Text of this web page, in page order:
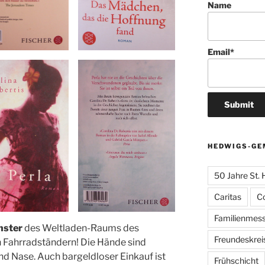
des Weltladen-Raums des
Die Hände sind
Nase. Auch bargeldloser Einkauf ist
Name
Email*
HEDWIGS-
50 Jahre St.
Caritas
Frühschicht